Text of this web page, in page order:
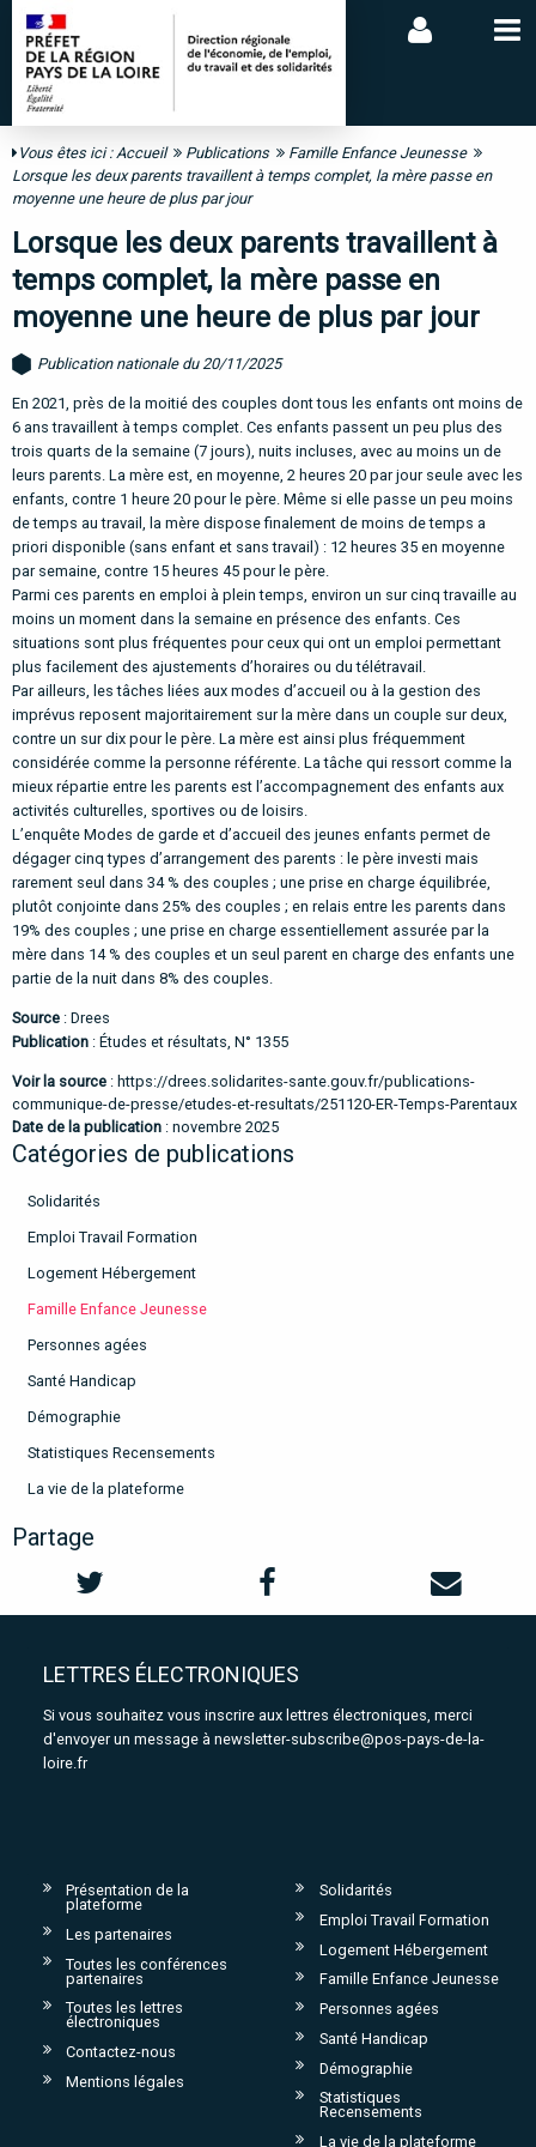
Vous êtes ici :Accueil Publications
Famille Enfance Jeunesse
Lorsque les deux parents travaillent à temps complet, la mère passe en
moyenne une heure de plus par jour
Lorsque les deux parents travaillent à
temps complet, la mère passe en
moyenne une heure de plus par jour
Publication nationale du 20/11/2025
En 2021, près de la moitié des couples dont tous les enfants ont moins de
6 ans travaillent à temps complet. Ces enfants passent un peu plus des
trois quarts de la semaine (7 jours), nuits incluses, avec au moins un de
leurs parents. La mère est, en moyenne, 2 heures 20 par jour seule avec les
enfants, contre 1 heure 20 pour le père. Même si elle passe un peu moins
de temps au travail, la mère dispose finalement de moins de temps a
priori disponible (sans enfant et sans travail) : 12 heures 35 en moyenne
par semaine, contre 15 heures 45 pour le père.
Parmi ces parents en emploi à plein temps, environ un sur cinq travaille au
moins un moment dans la semaine en présence des enfants. Ces
situations sont plus fréquentes pour ceux qui ont un emploi permettant
plus facilement des ajustements d’horaires ou du télétravail.
Par ailleurs, les tâches liées aux modes d’accueil ou à la gestion des
imprévus reposent majoritairement sur la mère dans un couple sur deux,
contre un sur dix pour le père. La mère est ainsi plus fréquemment
considérée comme la personne référente. La tâche qui ressort comme la
mieux répartie entre les parents est l’accompagnement des enfants aux
activités culturelles, sportives ou de loisirs.
L’enquête Modes de garde et d’accueil des jeunes enfants permet de
dégager cinq types d’arrangement des parents : le père investi mais
rarement seul dans 34 % des couples ; une prise en charge équilibrée,
plutôt conjointe dans 25% des couples ; en relais entre les parents dans
19% des couples ; une prise en charge essentiellement assurée par la
mère dans 14 % des couples et un seul parent en charge des enfants une
partie de la nuit dans 8% des couples.
Source : Drees
Publication : Études et résultats, N° 1355
Voir la source : https://drees.solidarites-sante.gouv.fr/publications-
communique-de-presse/etudes-et-resultats/251120-ER-Temps-Parentaux
Date de la publication : novembre 2025
Catégories de publications
Solidarités
Emploi Travail Formation
Logement Hébergement
Famille Enfance Jeunesse
Personnes agées
Santé Handicap
Démographie
Statistiques Recensements
La vie de la plateforme
Partage
LETTRES ÉLECTRONIQUES
Si vous souhaitez vous inscrire aux lettres électroniques, merci
d'envoyer un message à newsletter-subscribe@pos-pays-de-la-
loire.fr
Présentation de la
plateforme
Les partenaires
Toutes les conférences
partenaires
Toutes les lettres
électroniques
Contactez-nous
Mentions légales
Solidarités
Emploi Travail Formation
Logement Hébergement
Famille Enfance Jeunesse
Personnes agées
Santé Handicap
Démographie
Statistiques
Recensements
La vie de la plateforme